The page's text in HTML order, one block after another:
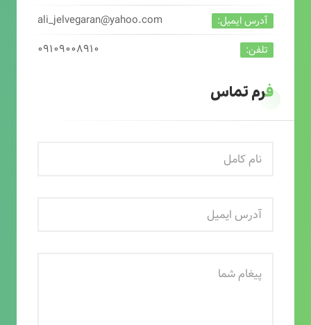
آدرس ایمیل: ali_jelvegaran@yahoo.com
تلفن: ۰۹۱۰۹۰۰۸۹۱۰
فرم تماس